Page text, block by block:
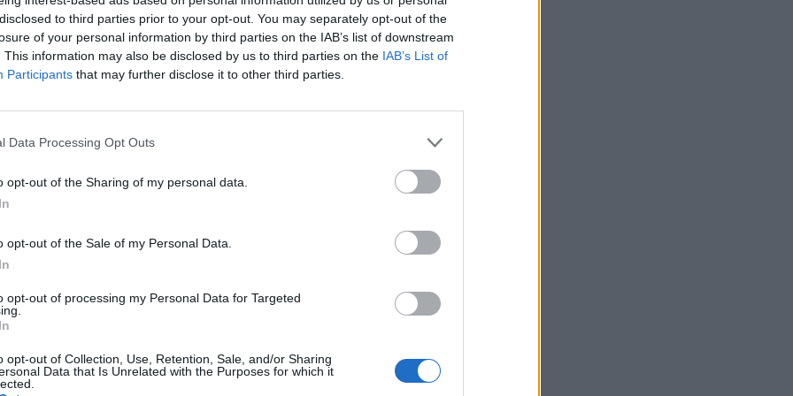
to third parties prior to your opt-out. You may separately opt-out of the
of your personal information by third parties on the IAB’s list of downstream
This information may also be disclosed by us to third parties on the IAB’s List of
Participants that may further disclose it to other third parties.
Data Processing Opt Outs
opt-out of the Sharing of my personal data.
opt-out of the Sale of my Personal Data.
opt-out of processing my Personal Data for Targeted
opt-out of Collection, Use, Retention, Sale, and/or Sharing
Data that Is Unrelated with the Purposes for which it
a odborník na územní
Martin Říha včera převzal
Vavrouška za rok 2010.
často mezi ochránci
kameny.
by mohl postavit dům
tento týden navštívil Michael
Americký architekt je
především svými
budovami z použitých
by byl rád, kdyby další z
domů vznikl i v Praze.